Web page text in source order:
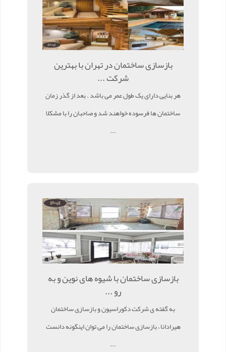
بازسازی ساختمان در تهران با بهترین
شرکت ...
هر بنایی دارای یک طول عمر می باشد . بعد از گذر زمان
ساختمان ها فرسوده خواهند شد و صاحبان را با مشکلا
...
بازسازی ساختمان با شیوه های نوین و به
رو ...
به گفته ی شرکت دکوراسیون و بازسازی ساختمان
هیرادانا ، بازسازی ساختمان را می توان اینگونه دانست
...